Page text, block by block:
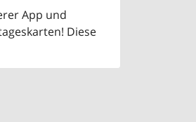
App und
Diese